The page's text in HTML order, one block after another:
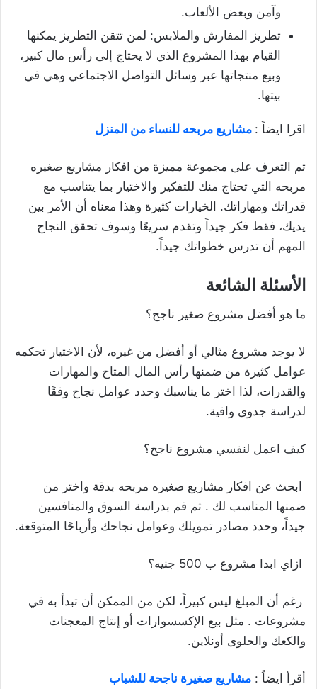
وآمن وبعض الألعاب.
تطريز المفارش والملابس: لمن تتقن التطريز يمكنها
القيام بهذا المشروع الذي لا يحتاج إلى رأس مال كبير،
وبيع منتجاتها عبر وسائل التواصل الاجتماعي وهي في
بيتها.
اقرا ايضاً : مشاريع مربحه للنساء من المنزل
تم التعرف على مجموعة مميزة من افكار مشاريع صغيره
مربحه التي تحتاج منك للتفكير والاختيار بما يتناسب مع
قدراتك ومهاراتك. الخيارات كثيرة وهذا معناه أن الأمر بين
يديك، فقط فكر جيداً وتقدم سريعًا وسوف تحقق النجاح
المهم أن تدرس خطواتك جيداً.
الأسئلة الشائعة
ما هو أفضل مشروع صغير ناجح؟
لا يوجد مشروع مثالي أو أفضل من غيره، لأن الاختيار تحكمه
عوامل كثيرة من ضمنها رأس المال المتاح والمهارات
والقدرات، لذا اختر ما يناسبك وحدد عوامل نجاح وفقًا
لدراسة جدوى وافية.
كيف اعمل لنفسي مشروع ناجح؟
ابحث عن افكار مشاريع صغيره مربحه بدقة واختر من
ضمنها المناسب لك . ثم قم بدراسة السوق والمنافسين
جيداً، وحدد مصادر تمويلك وعوامل نجاحك وأرباحًا المتوقعة.
ازاي ابدا مشروع ب 500 جنيه؟
رغم أن المبلغ ليس كبيراً، لكن من الممكن أن تبدأ به في
مشروعات . مثل بيع الإكسسوارات أو إنتاج المعجنات
والكعك والحلوى أونلاين.
أقرأ ايضاً : مشاريع صغيرة ناجحة للشباب